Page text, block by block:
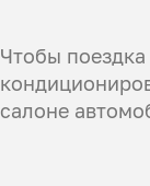
Чтобы
салоне